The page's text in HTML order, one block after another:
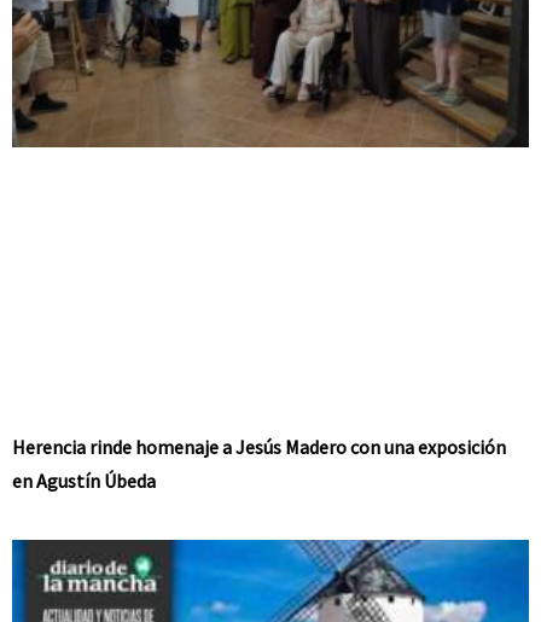
Herencia rinde homenaje a Jesús Madero con una exposición
en Agustín Úbeda